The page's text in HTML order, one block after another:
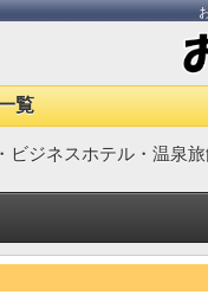
覧
ジネスホテル・温泉